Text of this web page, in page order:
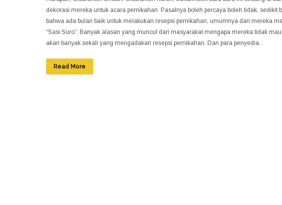
dekorasi mereka untuk acara pernikahan. Pasalnya boleh percaya boleh tidak,
bahwa ada bulan baik untuk melakukan resepsi pernikahan, umumnya dari mereka
“Sasi Suro”. Banyak alasan yang muncul dari masyarakat mengapa mereka tidak
akan banyak sekali yang mengadakan resepsi pernikahan. Dan para penyedia...
Read More